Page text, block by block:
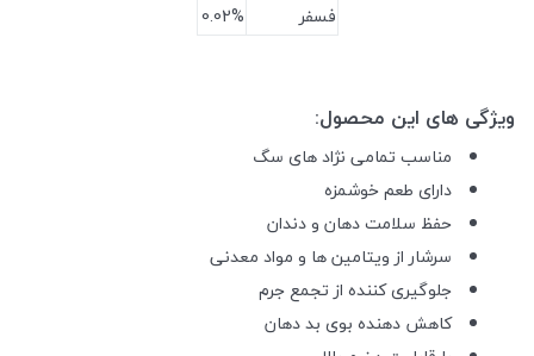
فسفر
0.02%
ویژگی های این محصول:
مناسب تمامی نژاد های سگ
دارای طعم خوشمزه
حفظ سلامت دهان و دندان
سرشار از ویتامین ها و مواد معدنی
جلوگیری کننده از تجمع جرم
کاهش دهنده بوی بد دهان